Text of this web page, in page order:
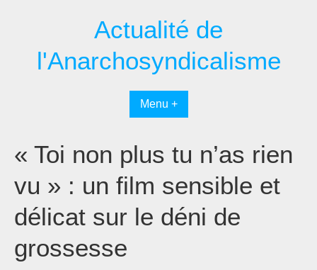
Actualité de
l'Anarchosyndicalisme
Menu +
« Toi non plus tu n’as rien
vu » : un film sensible et
délicat sur le déni de
grossesse